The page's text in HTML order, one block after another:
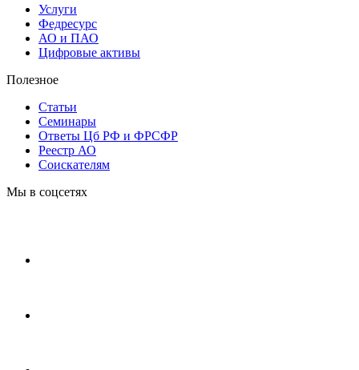
Услуги
Федресурс
АО и ПАО
Цифровые активы
Полезное
Статьи
Cеминары
Ответы Цб РФ и ФРСФР
Реестр АО
Соискателям
Мы в соцсетях